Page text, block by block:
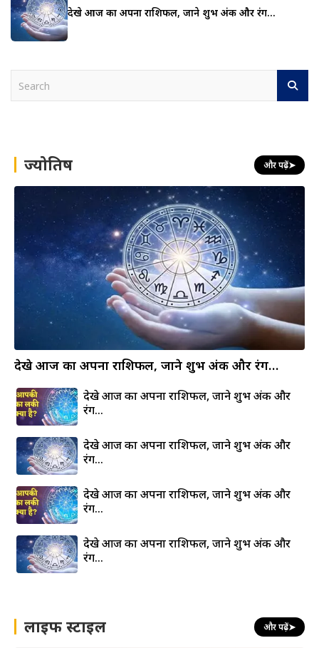
देखे आज का अपना राशिफल, जाने शुभ अंक और रंग…
h ज्योतिष और पढ़ें➤
देखे आज का अपना राशिफल, जाने शुभ अंक और रंग…
देखे आज का अपना राशिफल, जाने शुभ अंक और
रंग…
देखे आज का अपना राशिफल, जाने शुभ अंक और
रंग…
देखे आज का अपना राशिफल, जाने शुभ अंक और
रंग…
देखे आज का अपना राशिफल, जाने शुभ अंक और
रंग…
लाइफ स्टाइल और पढ़ें➤